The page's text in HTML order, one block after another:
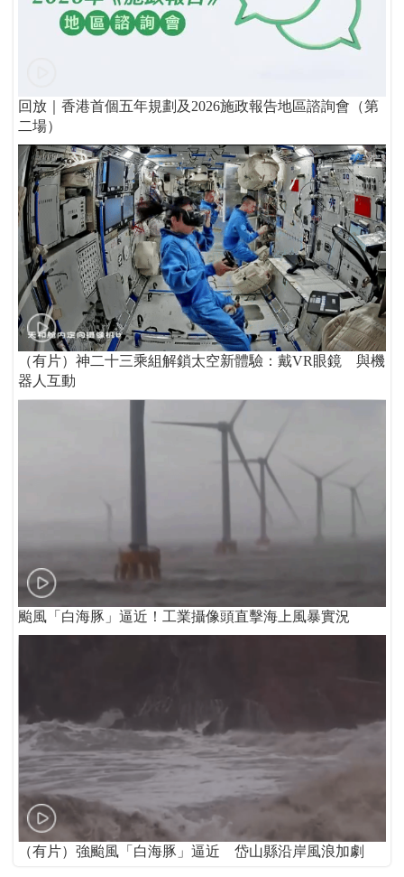
回放｜香港首個五年規劃及2026施政報告地區諮詢會（第
二場）
（有片）神二十三乘組解鎖太空新體驗：戴VR眼鏡 與機
器人互動
颱風「白海豚」逼近！工業攝像頭直擊海上風暴實況
（有片）強颱風「白海豚」逼近 岱山縣沿岸風浪加劇